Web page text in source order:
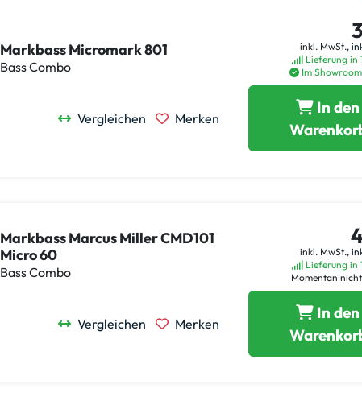
Markbass Micromark 801
Bass Combo
inkl. MwSt.,
Lieferung in
Im
Vergleichen Merken
In den
Markbass Marcus Miller CMD101
Micro 60
Bass Combo
inkl. MwSt.,
Lieferung in
Momentan
Vergleichen Merken
In den